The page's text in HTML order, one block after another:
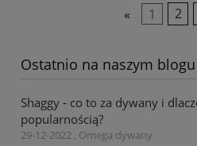
« 1 2
Ostatnio na naszym blogu
Shaggy - co to za dywany i
popularnością?
29-12-2022 , Omega dywany